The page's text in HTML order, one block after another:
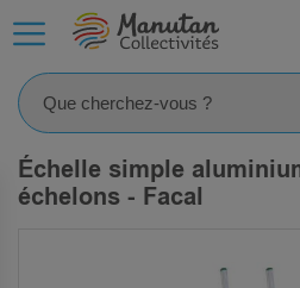
Échelle simple
échelons - Facal